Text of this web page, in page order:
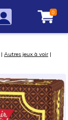
0
| Autres jeux à voir |